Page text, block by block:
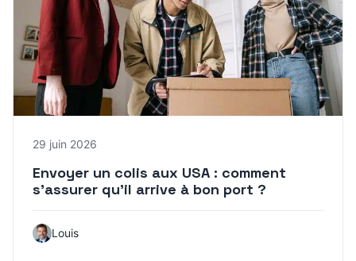
29 juin 2026
Envoyer un colis aux USA : comment
s’assurer qu’il arrive à bon port ?
Louis